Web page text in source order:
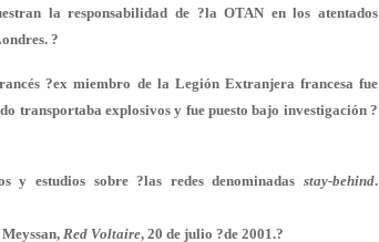
la responsabilidad de ?la OTAN en los atentados
?
?ex miembro de la Legión Extranjera francesa fue
transportaba explosivos y fue puesto bajo investigación ?
y estudios sobre ?las redes denominadas stay-behind.
Red Voltaire, 20 de julio ?de 2001.?